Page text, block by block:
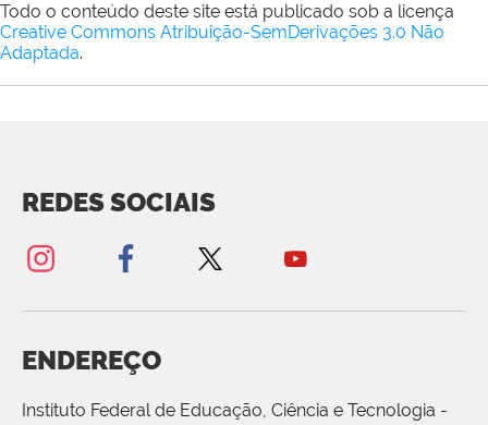
Todo o conteúdo deste site está publicado sob a licença
Creative Commons Atribuição-SemDerivações 3.0 Não
Adaptada.
REDES SOCIAIS
ENDEREÇO
Instituto Federal de Educação, Ciência e Tecnologia -